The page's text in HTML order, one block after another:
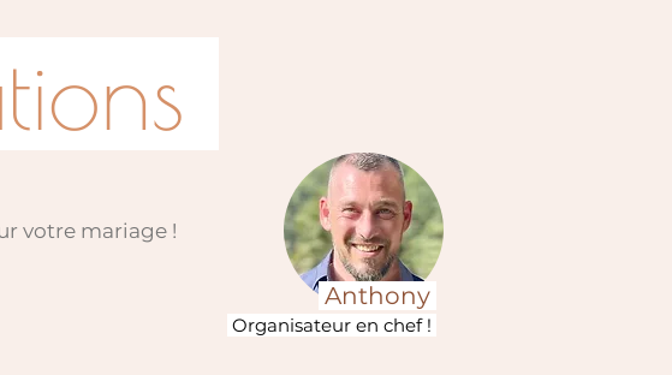
Anthony
Organisateur en chef !
votre mariage !